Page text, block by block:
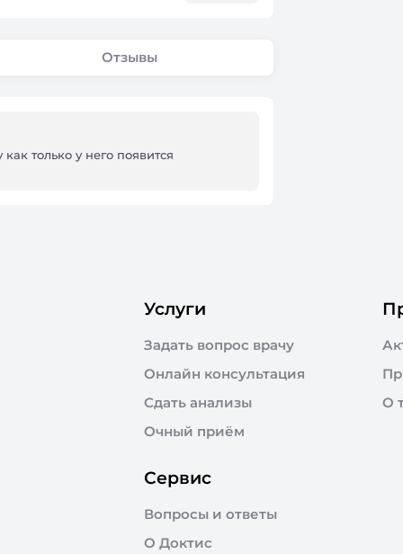
Отзывы
только у него появится
Услуги
Задать вопрос врачу
Онлайн консультация
Сдать анализы
Очный приём
О
Сервис
Вопросы и ответы
О Доктис